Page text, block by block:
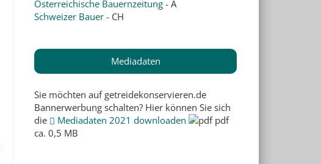
Österreichische Bauernzeitung - A
Schweizer Bauer - CH
Mediadaten
Sie möchten auf getreidekonservieren.de
Bannerwerbung schalten? Hier können Sie sich
die
Mediadaten 2021 downloaden
pdf
ca. 0,5 MB